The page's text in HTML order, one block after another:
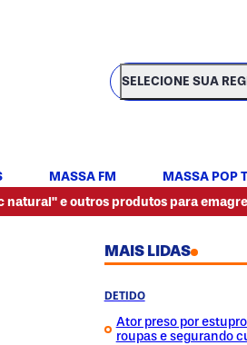
SELECIONE SUA
SELECIONE SUA
MASSA FM MASSA POP
e outros produtos para emagrecimento
MAIS LIDAS
DETIDO
Ator preso por
roupas e segurando